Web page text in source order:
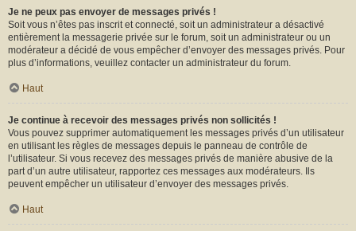
Je ne peux pas envoyer de messages privés !
Soit vous n’êtes pas inscrit et connecté, soit un administrateur a désactivé
entièrement la messagerie privée sur le forum, soit un administrateur ou un
modérateur a décidé de vous empêcher d’envoyer des messages privés. Pour
plus d’informations, veuillez contacter un administrateur du forum.
Haut
Je continue à recevoir des messages privés non sollicités !
Vous pouvez supprimer automatiquement les messages privés d’un utilisateur
en utilisant les règles de messages depuis le panneau de contrôle de
l’utilisateur. Si vous recevez des messages privés de manière abusive de la
part d’un autre utilisateur, rapportez ces messages aux modérateurs. Ils
peuvent empêcher un utilisateur d’envoyer des messages privés.
Haut